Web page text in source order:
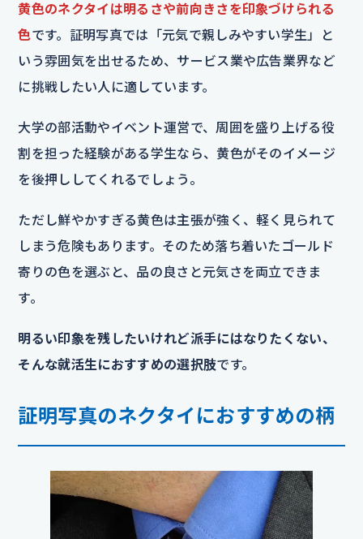
黄色のネクタイは明るさや前向きさを印象づけられる
色です。証明写真では「元気で親しみやすい学生」と
いう雰囲気を出せるため、サービス業や広告業界など
に挑戦したい人に適しています。
大学の部活動やイベント運営で、周囲を盛り上げる役
割を担った経験がある学生なら、黄色がそのイメージ
を後押ししてくれるでしょう。
ただし鮮やかすぎる黄色は主張が強く、軽く見られて
しまう危険もあります。そのため落ち着いたゴールド
寄りの色を選ぶと、品の良さと元気さを両立できま
す。
明るい印象を残したいけれど派手にはなりたくない、
そんな就活生におすすめの選択肢です。
証明写真のネクタイにおすすめの柄